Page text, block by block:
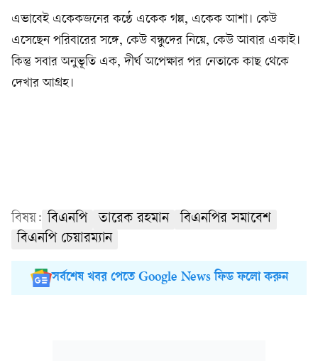
এভাবেই একেকজনের কণ্ঠে একেক গল্প, একেক আশা। কেউ
এসেছেন পরিবারের সঙ্গে, কেউ বন্ধুদের নিয়ে, কেউ আবার একাই।
কিন্তু সবার অনুভূতি এক, দীর্ঘ অপেক্ষার পর নেতাকে কাছ থেকে
দেখার আগ্রহ।
বিষয়: বিএনপি তারেক রহমান
বিএনপির সমাবেশ
বিএনপি চেয়ারম্যান
সর্বশেষ খবর পেতে Google News ফিড ফলো করুন